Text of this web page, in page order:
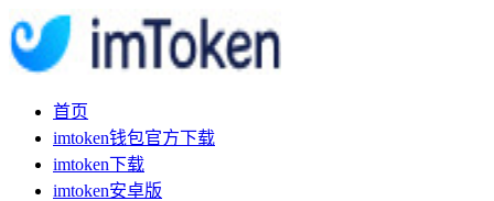
首页
imtoken钱包官方下载
imtoken下载
imtoken安卓版